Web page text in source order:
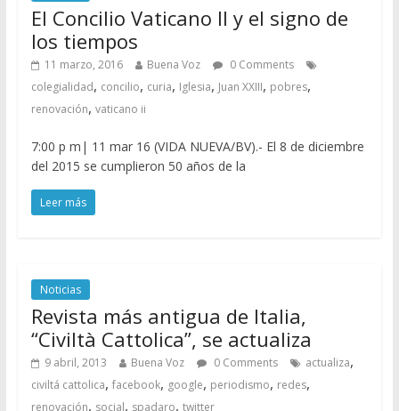
El Concilio Vaticano II y el signo de
los tiempos
11 marzo, 2016 Buena Voz
0 Comments
colegialidad, concilio, curia, Iglesia, Juan XXIII, pobres,
renovación, vaticano ii
7:00 p m| 11 mar 16 (VIDA NUEVA/BV).- El 8 de diciembre
del 2015 se cumplieron 50 años de la
Leer más
Noticias
Revista más antigua de Italia,
“Civiltà Cattolica”, se actualiza
9 abril, 2013 Buena Voz 0 Comments actualiza,
civiltá cattolica, facebook, google, periodismo, redes,
renovación, social, spadaro, twitter